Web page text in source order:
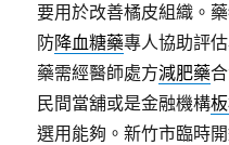
要用於改善橘皮組織。
防降血糖藥專人協助評
藥需經醫師處方減肥藥
民間當舖或是金融機構
選用能夠。新竹市臨時